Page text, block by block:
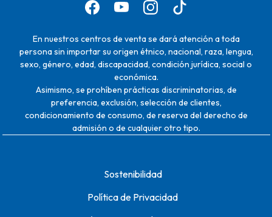
En nuestros centros de venta se dará atención a toda
persona sin importar su origen étnico, nacional, raza, lengua,
sexo, género, edad, discapacidad, condición jurídica, social o
económica.
Asimismo, se prohíben prácticas discriminatorias, de
preferencia, exclusión, selección de clientes,
condicionamiento de consumo, de reserva del derecho de
admisión o de cualquier otro tipo.
Sostenibilidad
Política de Privacidad